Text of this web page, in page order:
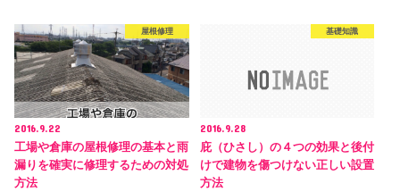
屋根修理
2016.9.22
工場や倉庫の屋根修理の基本と雨
漏りを確実に修理するための対処
方法
基礎知識
2016.9.28
庇（ひさし）の４つの効果と後付
けで建物を傷つけない正しい設置
方法